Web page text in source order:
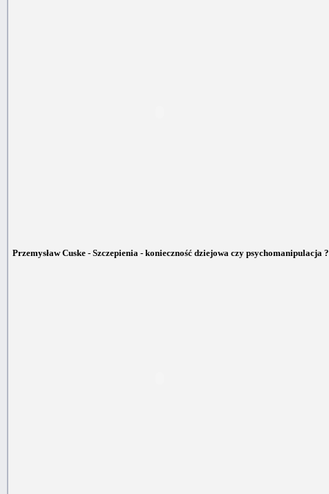
Przemysław Cuske - Szczepienia - konieczność dziejowa czy psychomanipulacja ?